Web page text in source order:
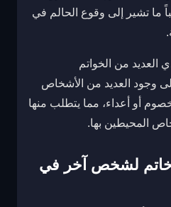
ما تشير إلى وقوع الحالم في
العديد من الخواتم
إلى وجود العديد من الأشخاص
خصوم أو أعداء، مما يتطلب منها
المحيطين بها.
خاتم لشخص آخر في